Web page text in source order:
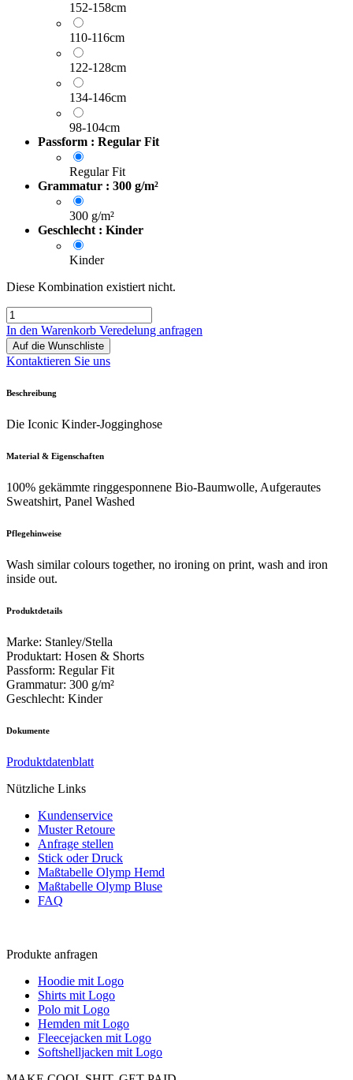
152-158cm
110-116cm
122-128cm
134-146cm
98-104cm
Passform : Regular Fit
Regular Fit
Grammatur : 300 g/m²
300 g/m²
Geschlecht : Kinder
Kinder
Diese Kombination existiert nicht.
In den Warenkorb Veredelung anfragen
Auf die Wunschliste
Kontaktieren Sie uns
Beschreibung
Die Iconic Kinder-Jogginghose
Material & Eigenschaften
100% gekämmte ringgesponnene Bio-Baumwolle, Aufgerautes
Sweatshirt, Panel Washed
Pflegehinweise
Wash similar colours together, no ironing on print, wash and iron
inside out.
Produktdetails
Marke: Stanley/Stella
Produktart: Hosen & Shorts
Passform: Regular Fit
Grammatur: 300 g/m²
Geschlecht: Kinder
Dokumente
Produktdatenblatt
Nützliche Links
Kundenservice
Muster Retoure
Anfrage stellen
Stick oder Druck
Maßtabelle Olymp Hemd
Maßtabelle Olymp Bluse
FAQ
Produkte anfragen
Hoodie mit Logo
Shirts mit Logo
Polo mit Logo
Hemden mit Logo
Fleecejacken mit Logo
Softshelljacken mit Logo